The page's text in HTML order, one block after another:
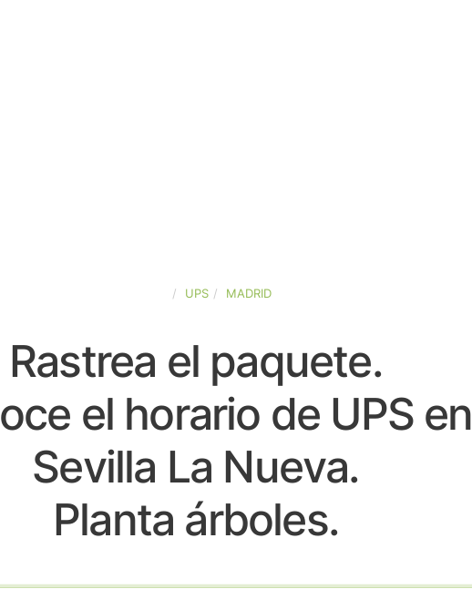
UPS MADRID
Rastrea el paquete.
el horario de UPS en
Sevilla La Nueva.
Planta árboles.